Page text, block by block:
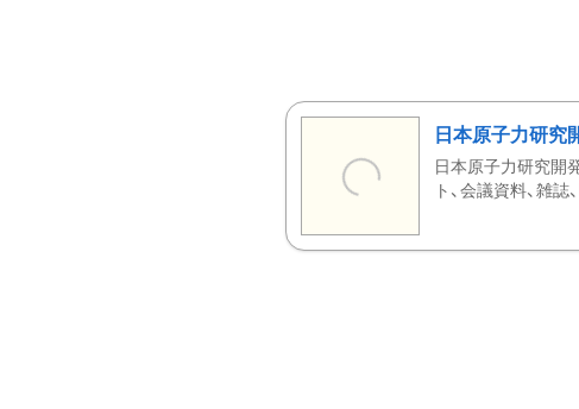
日本原子力研究
日本原子力研究開
ト、会議資料、雑誌